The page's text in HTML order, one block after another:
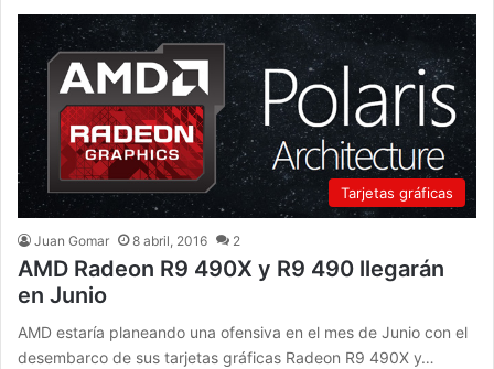
Tarjetas gráficas
Juan Gomar 8 abril, 2016 2
AMD Radeon R9 490X y R9 490 llegarán
en Junio
AMD estaría planeando una ofensiva en el mes de Junio con el
desembarco de sus tarjetas gráficas Radeon R9 490X y…